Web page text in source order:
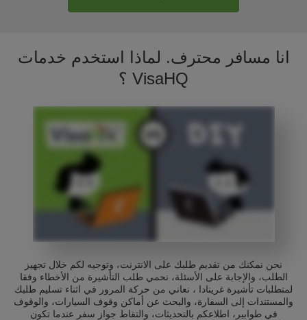
انا مسافر محترف. لماذا استخدم خدمات
VisaHQ ؟
نحن نمكنك من تقديم طلبك على الانترنت، وتوجيه لكم خلال تجهيز
الطلب، والإجابة على الأسئلة، نحمي طلب التأشيرة من الأخطاء وفقا
لمتطلبات تأشيرة غرينادا ، نعاني من حركة المرور في اثناء تسليم طلبك
والمستندات إلى السفارة، والبحث عن أماكن وقوف السيارات، والوقوف
في طوابير، اطلاعكم بالتحديثات، والتقاط جواز سفر عندما تكون